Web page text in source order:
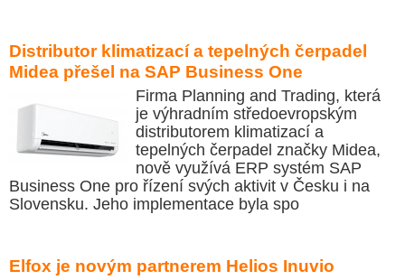
Distributor klimatizací a tepelných čerpadel
Midea přešel na SAP Business One
Firma Planning and Trading, která
je výhradním středoevropským
distributorem klimatizací a
tepelných čerpadel značky Midea,
nově využívá ERP systém SAP
Business One pro řízení svých aktivit v Česku i na
Slovensku. Jeho implementace byla spo
Elfox je novým partnerem Helios Inuvio